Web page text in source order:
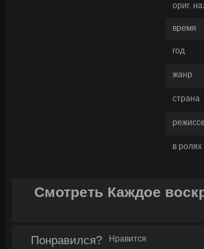
ориг.
время
год
жанр
страна
в ролях
Смотреть Каждое
Понравился? Нравится